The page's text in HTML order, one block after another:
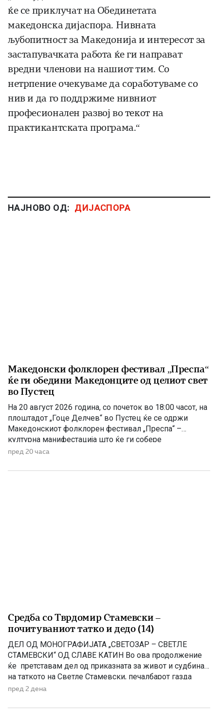
ќе се приклучат на Обединетата
македонска дијаспора. Нивната
љубопитност за Македонија и интересот за
застапувачката работа ќе ги направат
вредни членови на нашиот тим. Со
нетрпение очекуваме да соработуваме со
нив и да го поддржиме нивниот
професионален развој во текот на
практикантската програма.“
НАЈНОВО ОД: ДИЈАСПОРА
Македонски фолклорен фестивал „Преспа“
ќе ги обедини Македонците од целиот свет
во Пустец
На 20 август 2026 година, со почеток во 18:00 часот, на
плоштадот „Гоце Делчев“ во Пустец ќе се одржи
Македонскиот фолклорен фестивал „Преспа“ –
културна манифестација што ќе ги собере
Македонците од Македонија, Албанија и дијаспората во
Фестивалот ќе биде можност за промоција на богатото
пред 20 часа
Средба со Тврдомир Стамевски –
почитуваниот татко и дедо (14)
ДЕЛ ОД МОНОГРАФИЈАТА „СВЕТОЗАР – СВЕТЛЕ
СТАМЕВСКИ“ ОД СЛАВЕ КАТИН Во ова продолжение
ќе претставам дел од приказната за живот и судбина
на таткото на Светле Стамевски, печалбарот газда
Тврдомир (денес покоен), кој беше вистинска легенда,
долго и многу памтеше Моето патување од Чикаго го
пред 2 дена